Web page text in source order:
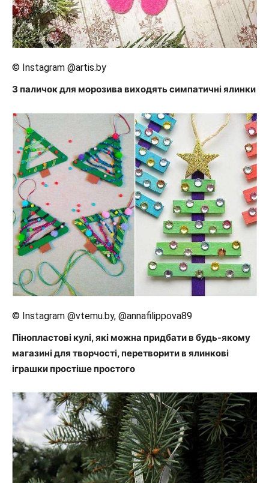
© Instagram @artis.by
З паличок для морозива виходять симпатичні ялинки
© Instagram @vtemu.by, @annafilippova89
Пінопластові кулі, які можна придбати в будь-якому
магазині для творчості, перетворити в ялинкові
іграшки простіше простого